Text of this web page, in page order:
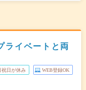
ライベートと両
祝日が休み WEB登録OK